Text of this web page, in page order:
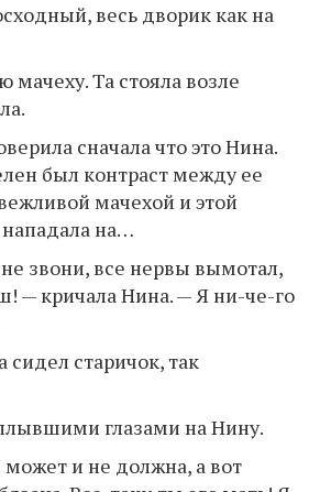
весь дворик как на
мачеху. Та стояла возле
сначала что это Нина.
был контраст между ее
мачехой и этой
на…
звони, все нервы вымотал,
— кричала Нина. — Я ни-че-го
старичок, так
глазами на Нину.
и не должна, а вот